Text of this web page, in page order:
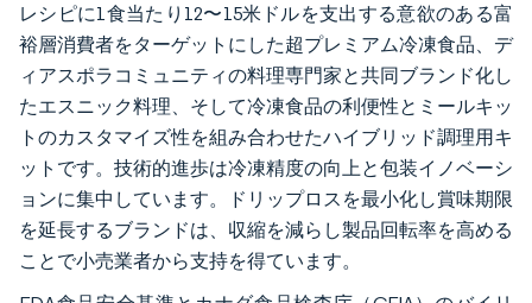
レシピに1食当たり12〜15米ドルを支出する意欲のある富
裕層消費者をターゲットにした超プレミアム冷凍食品、デ
ィアスポラコミュニティの料理専門家と共同ブランド化し
たエスニック料理、そして冷凍食品の利便性とミールキッ
トのカスタマイズ性を組み合わせたハイブリッド調理用キ
ットです。技術的進歩は冷凍精度の向上と包装イノベーシ
ョンに集中しています。ドリップロスを最小化し賞味期限
を延長するブランドは、収縮を減らし製品回転率を高める
ことで小売業者から支持を得ています。